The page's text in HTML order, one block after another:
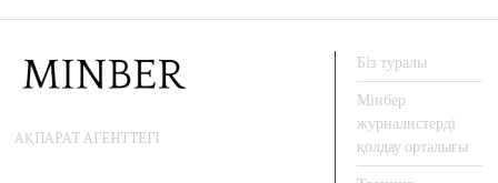
АҚПАРАТ АГЕНТТЕГІ
Біз туралы
Мінбер
журналистерді
қолдау орталығы